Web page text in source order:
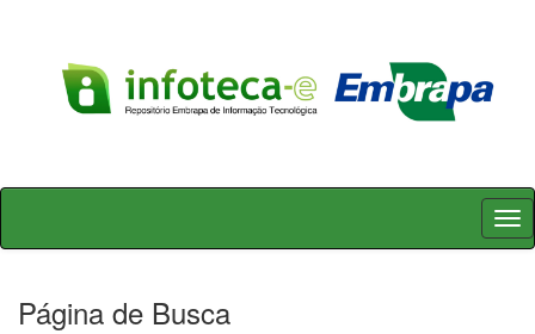
Skip
Página de Busca